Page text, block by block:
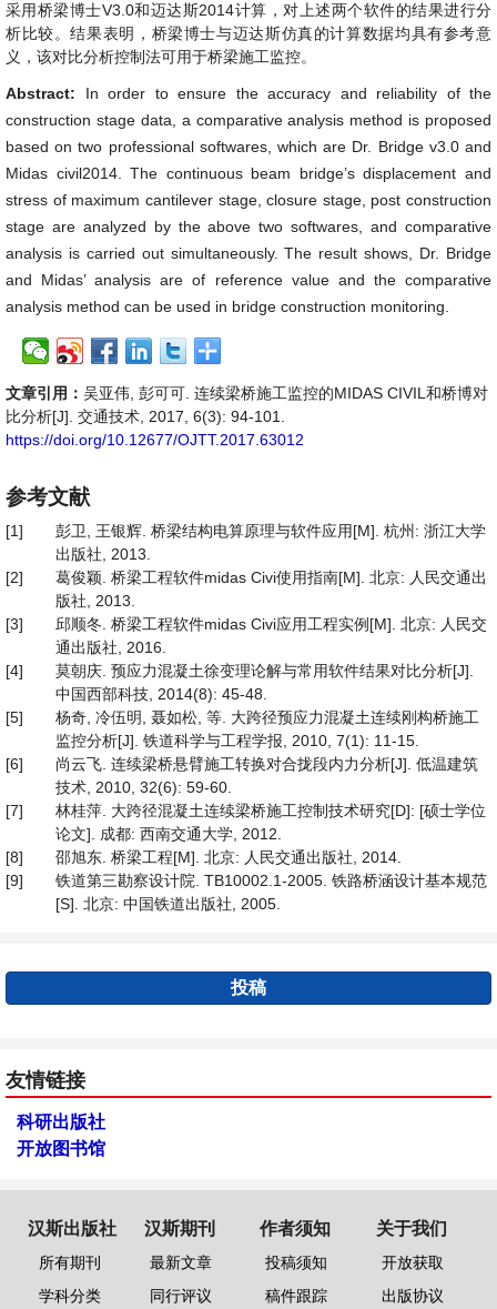
采用桥梁博士V3.0和迈达斯2014计算，对上述两个软件的结果进行分
析比较。结果表明，桥梁博士与迈达斯仿真的计算数据均具有参考意
义，该对比分析控制法可用于桥梁施工监控。
Abstract: In order to ensure the accuracy and reliability of the
construction stage data, a comparative analysis method is proposed
based on two professional softwares, which are Dr. Bridge v3.0 and
Midas civil2014. The continuous beam bridge’s displacement and
stress of maximum cantilever stage, closure stage, post construction
stage are analyzed by the above two softwares, and comparative
analysis is carried out simultaneously. The result shows, Dr. Bridge
and Midas’ analysis are of reference value and the comparative
analysis method can be used in bridge construction monitoring.
文章引用： 吴亚伟, 彭可可. 连续梁桥施工监控的MIDAS CIVIL和桥博对
比分析[J]. 交通技术, 2017, 6(3): 94-101.
https://doi.org/10.12677/OJTT.2017.63012
参考文献
[1]
彭卫, 王银辉. 桥梁结构电算原理与软件应用[M]. 杭州: 浙江大学
出版社, 2013.
[2]
葛俊颖. 桥梁工程软件midas Civi使用指南[M]. 北京: 人民交通出
版社, 2013.
[3]
邱顺冬. 桥梁工程软件midas Civi应用工程实例[M]. 北京: 人民交
通出版社, 2016.
[4]
莫朝庆. 预应力混凝土徐变理论解与常用软件结果对比分析[J].
中国西部科技, 2014(8): 45-48.
[5]
杨奇, 冷伍明, 聂如松, 等. 大跨径预应力混凝土连续刚构桥施工
监控分析[J]. 铁道科学与工程学报, 2010, 7(1): 11-15.
[6]
尚云飞. 连续梁桥悬臂施工转换对合拢段内力分析[J]. 低温建筑
技术, 2010, 32(6): 59-60.
[7]
林桂萍. 大跨径混凝土连续梁桥施工控制技术研究[D]: [硕士学位
论文]. 成都: 西南交通大学, 2012.
[8]
邵旭东. 桥梁工程[M]. 北京: 人民交通出版社, 2014.
[9]
铁道第三勘察设计院. TB10002.1-2005. 铁路桥涵设计基本规范
[S]. 北京: 中国铁道出版社, 2005.
投稿
友情链接
科研出版社
开放图书馆
汉斯出版社
所有期刊
学科分类
汉斯期刊
最新文章
同行评议
作者须知
投稿须知
稿件跟踪
关于我们
开放获取
出版协议